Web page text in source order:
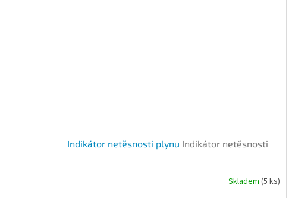
Indikátor netěsnosti plynu Indikátor netěsnosti
Skladem(5 ks)